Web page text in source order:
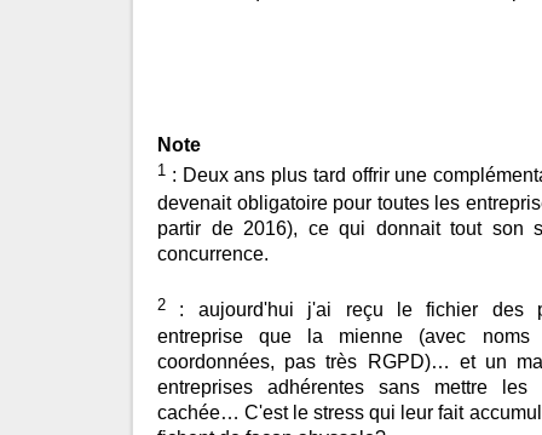
Note
1 : Deux ans plus tard offrir une
devenait obligatoire pour toutes les
partir de 2016), ce qui donnait tout son
concurrence.
2 : aujourd'hui j'ai reçu le fichier des
entreprise que la mienne (avec
coordonnées, pas très RGPD)… et un
entreprises adhérentes sans mettre les
cachée… C'est le stress qui leur fait